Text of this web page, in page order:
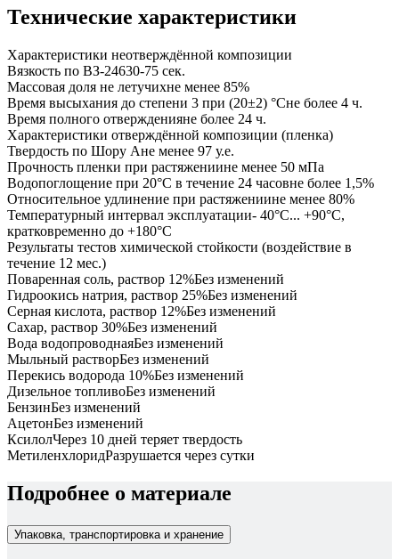
Технические характеристики
Характеристики неотверждённой композиции
Вязкость по ВЗ-24630-75 сек.
Массовая доля не летучихне менее 85%
Время высыхания до степени 3 при (20±2) °Сне более 4 ч.
Время полного отвержденияне более 24 ч.
Характеристики отверждённой композиции (пленка)
Твердость по Шору Ане менее 97 у.е.
Прочность пленки при растяжениине менее 50 мПа
Водопоглощение при 20°С в течение 24 часовне более 1,5%
Относительное удлинение при растяжениине менее 80%
Температурный интервал эксплуатации- 40°С... +90°С,
кратковременно до +180°С
Результаты тестов химической стойкости (воздействие в
течение 12 мес.)
Поваренная соль, раствор 12%Без изменений
Гидроокись натрия, раствор 25%Без изменений
Серная кислота, раствор 12%Без изменений
Сахар, раствор 30%Без изменений
Вода водопроводнаяБез изменений
Мыльный растворБез изменений
Перекись водорода 10%Без изменений
Дизельное топливоБез изменений
БензинБез изменений
АцетонБез изменений
КсилолЧерез 10 дней теряет твердость
МетиленхлоридРазрушается через сутки
Подробнее о материале
Упаковка, транспортировка и хранение